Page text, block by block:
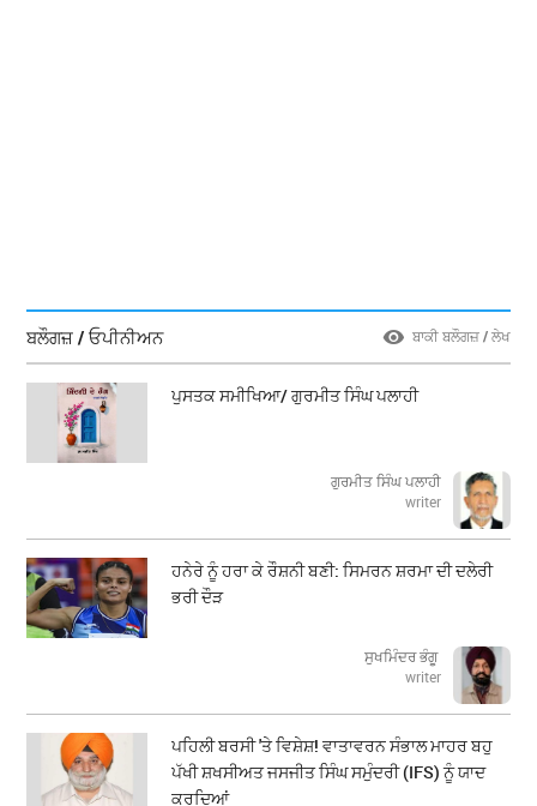
ਬਲੌਗਜ਼ / ਓਪੀਨੀਅਨ ਬਾਕੀ ਬਲੌਗਜ਼ / ਲੇਖ
ਪੁਸਤਕ ਸਮੀਖਿਆ/ ਗੁਰਮੀਤ ਸਿੰਘ ਪਲਾਹੀ
ਗੁਰਮੀਤ ਸਿੰਘ ਪਲਾਹੀ
writer
ਹਨੇਰੇ ਨੂੰ ਹਰਾ ਕੇ ਰੌਸ਼ਨੀ ਬਣੀ: ਸਿਮਰਨ ਸ਼ਰਮਾ ਦੀ ਦਲੇਰੀ
ਭਰੀ ਦੌੜ
ਸੁਖਮਿੰਦਰ ਭੰਗੂ
writer
ਪਹਿਲੀ ਬਰਸੀ 'ਤੇ ਵਿਸ਼ੇਸ਼! ਵਾਤਾਵਰਨ ਸੰਭਾਲ ਮਾਹਰ ਬਹੁ
ਪੱਖੀ ਸ਼ਖਸੀਅਤ ਜਸਜੀਤ ਸਿੰਘ ਸਮੁੰਦਰੀ (IFS) ਨੂੰ ਯਾਦ
ਕਰਦਿਆਂ